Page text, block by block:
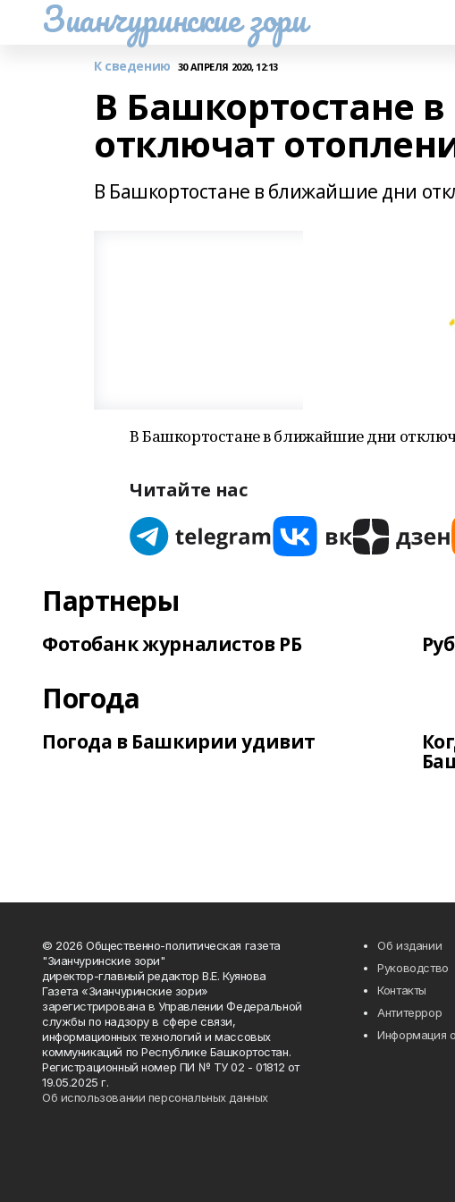
Зианчуринские зори
К сведению 30 АПРЕЛЯ 2020, 12:13
В Башкортостане
отключат
В Башкортостане в ближайшие дни
В Башкортостане в ближайшие дни
Читайте нас
Партнеры
Фотобанк журналистов РБ
Погода
Погода в Башкирии удивит
© 2026 Общественно-политическая газета
"Зианчуринские зори"
директор-главный редактор В.Е. Куянова
Газета «Зианчуринские зори»
зарегистрирована в Управлении Федеральной
службы по надзору в сфере связи,
информационных технологий и массовых
коммуникаций по Республике Башкортостан.
Регистрационный номер ПИ № ТУ 02 - 01812 от
19.05.2025 г.
Об использовании персональных данных
Об издании
Руководство
Контакты
Антитеррор
Информация